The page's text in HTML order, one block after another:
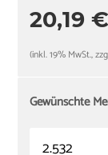
20,19 €
(inkl. 19% MwSt.,
Gewünschte